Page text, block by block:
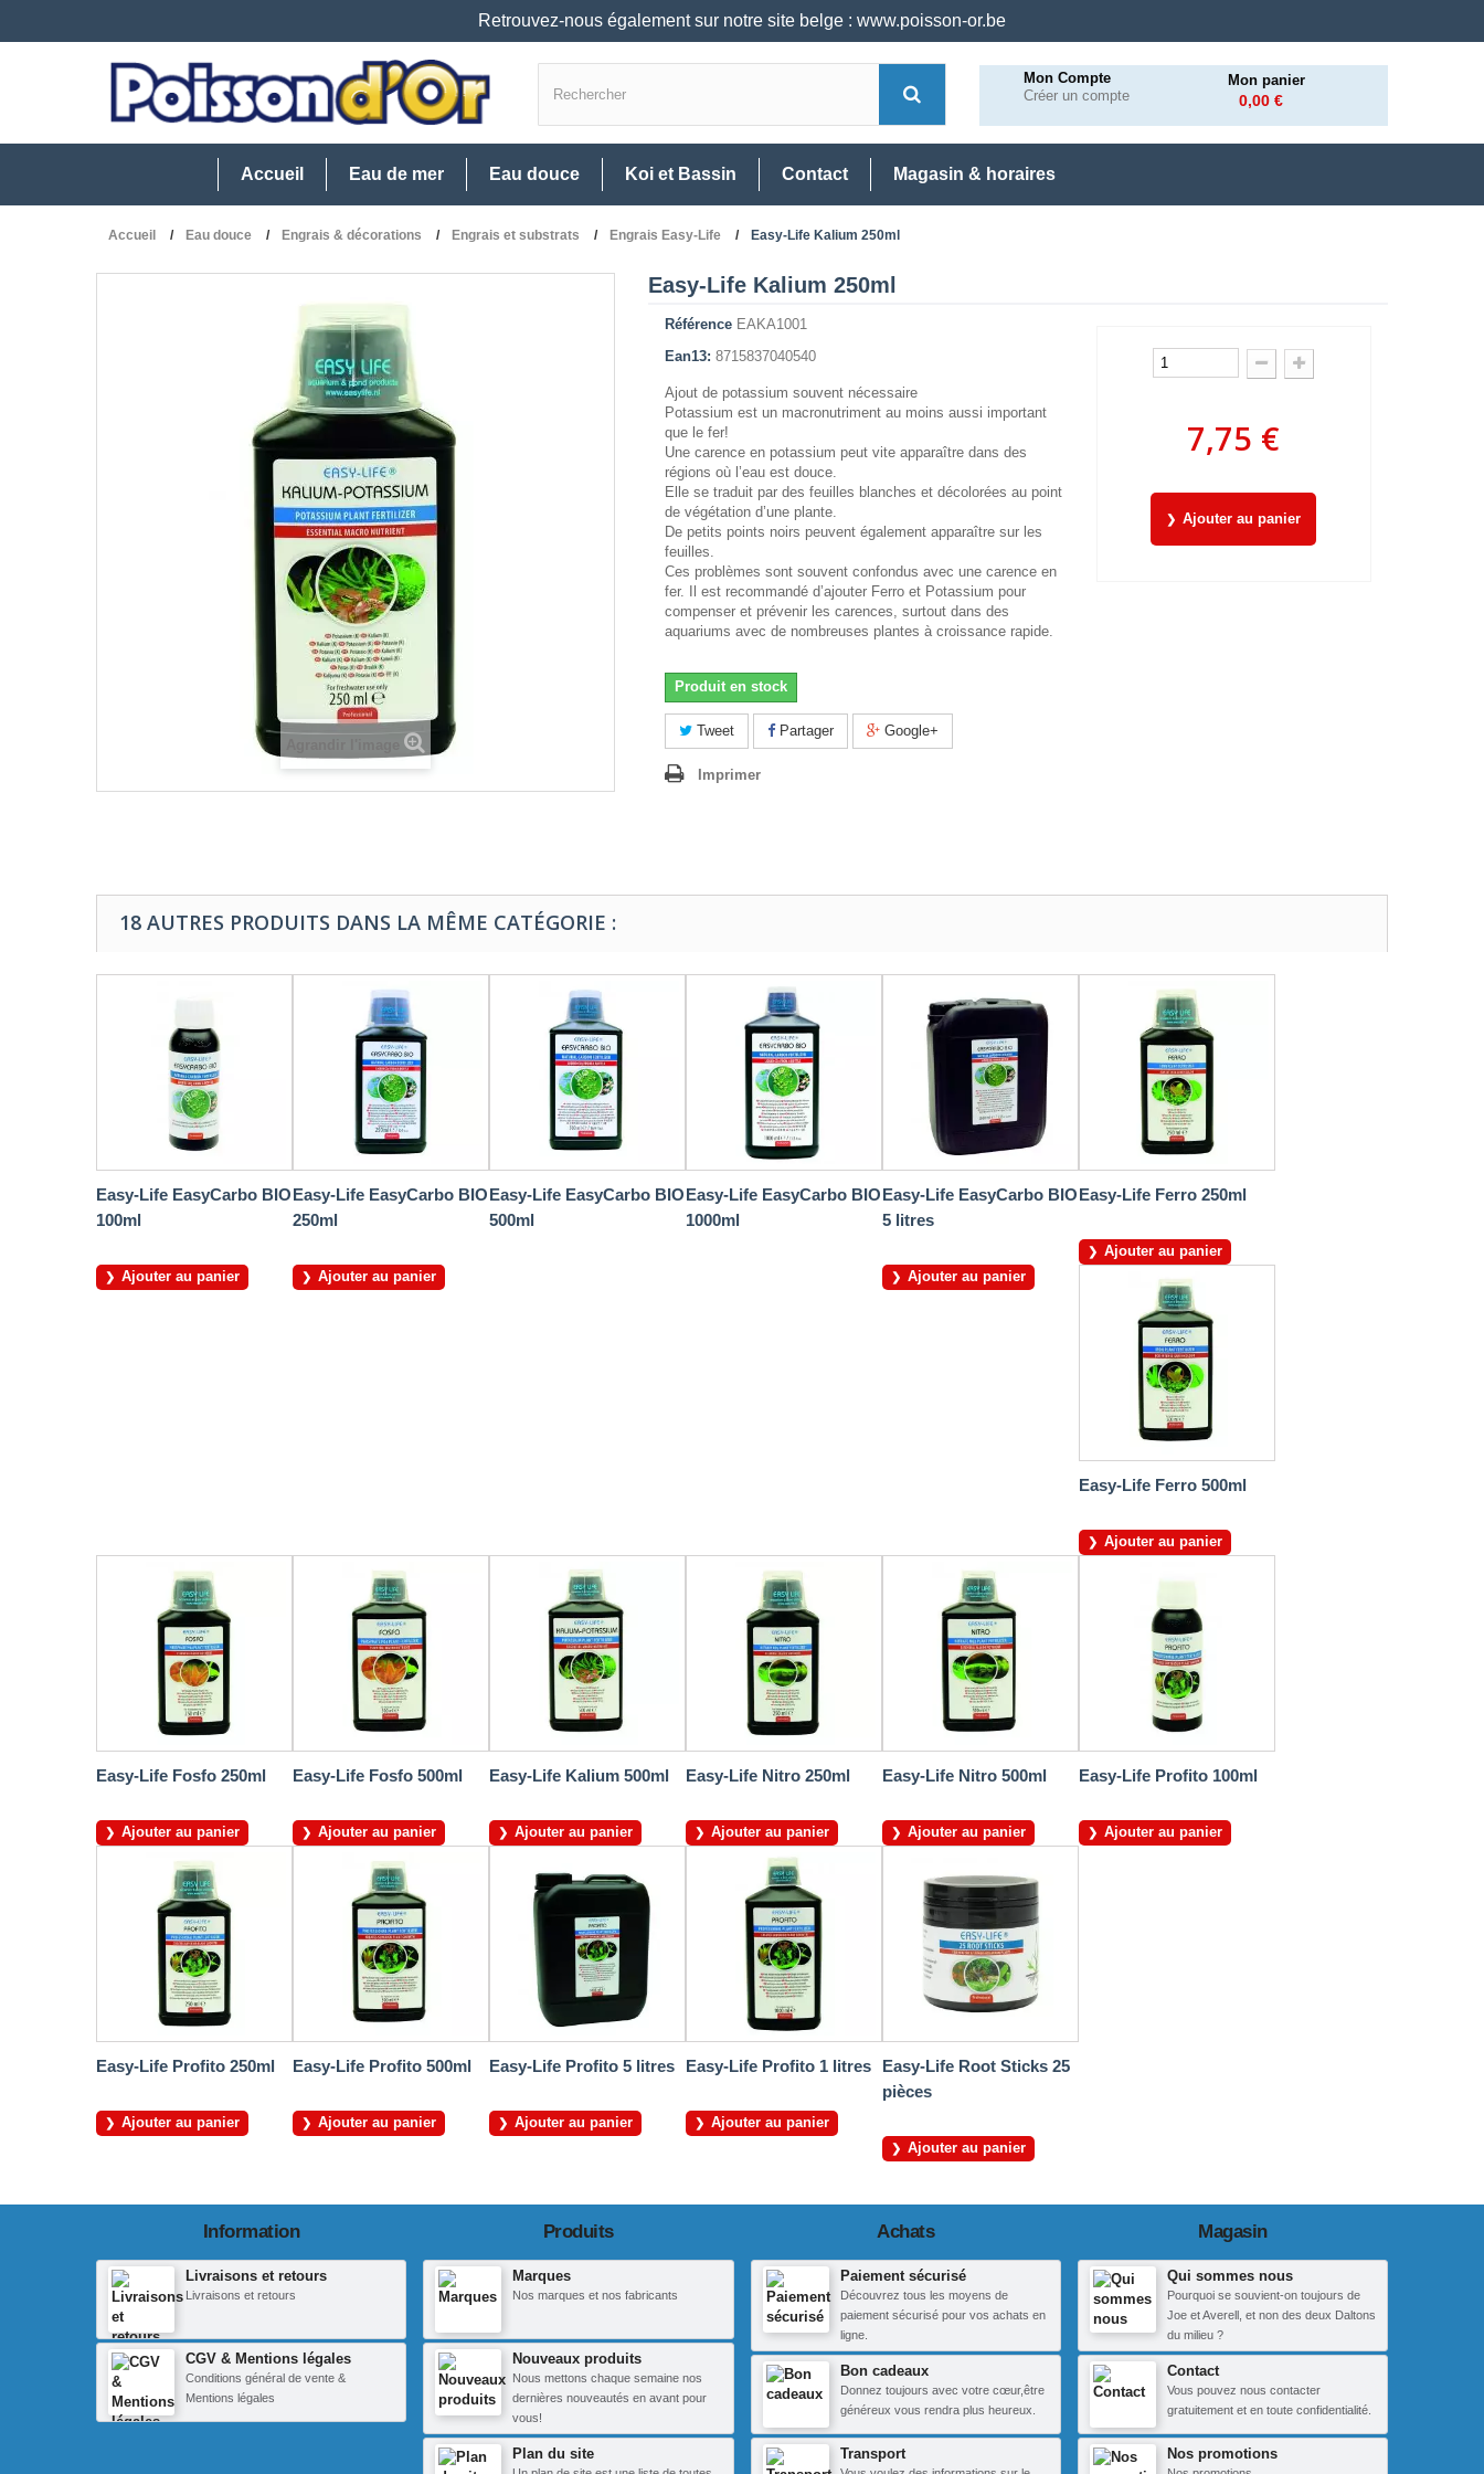
Retrouvez-nous également sur notre site belge : www.poisson-or.be
Mon Compte
Créer un compte
Mon panier
0,00 €
Accueil Eau de mer Eau douce Koi et Bassin Contact Magasin & horaires
Accueil Eau douce Engrais & décorations Engrais et substrats Engrais Easy-Life Easy-Life Kalium 250ml
Easy-Life Kalium 250ml
Référence EAKA1001
Ean13: 8715837040540
Ajout de potassium souvent nécessaire
Potassium est un macronutriment au moins aussi important
que le fer!
Une carence en potassium peut vite apparaître dans des
régions où l’eau est douce.
Elle se traduit par des feuilles blanches et décolorées au point
de végétation d’une plante.
De petits points noirs peuvent également apparaître sur les
feuilles.
Ces problèmes sont souvent confondus avec une carence en
fer. Il est recommandé d’ajouter Ferro et Potassium pour
compenser et prévenir les carences, surtout dans des
aquariums avec de nombreuses plantes à croissance rapide.
Produit en stock
Tweet Partager Google+
Imprimer
7,75 €
Ajouter au panier
18 AUTRES PRODUITS DANS LA MÊME CATÉGORIE :
Easy-Life EasyCarbo BIO
100ml
Ajouter au panier
Easy-Life EasyCarbo BIO
250ml
Ajouter au panier
Easy-Life EasyCarbo BIO
500ml
Easy-Life EasyCarbo BIO
1000ml
Easy-Life EasyCarbo BIO
5 litres
Ajouter au panier
Easy-Life Ferro 250ml
Ajouter au panier
Easy-Life Ferro 500ml
Ajouter au panier
Easy-Life Fosfo 250ml
Ajouter au panier
Easy-Life Fosfo 500ml
Ajouter au panier
Easy-Life Kalium 500ml
Ajouter au panier
Easy-Life Nitro 250ml
Ajouter au panier
Easy-Life Nitro 500ml
Ajouter au panier
Easy-Life Profito 100ml
Ajouter au panier
Easy-Life Profito 250ml
Ajouter au panier
Easy-Life Profito 500ml
Ajouter au panier
Easy-Life Profito 5 litres
Ajouter au panier
Easy-Life Profito 1 litres
Ajouter au panier
Easy-Life Root Sticks 25
pièces
Ajouter au panier
Information
Livraisons et retours
Livraisons et retours
CGV & Mentions légales
Conditions général de vente &
Mentions légales
Produits
Marques
Nos marques et nos fabricants
Nouveaux produits
Nous mettons chaque semaine nos
dernières nouveautés en avant pour
vous!
Plan du site
Achats
Paiement sécurisé
Découvrez tous les moyens de
paiement sécurisé pour vos achats en
ligne.
Bon cadeaux
Donnez toujours avec votre cœur,être
généreux vous rendra plus heureux.
Transport
Magasin
Qui sommes nous
Pourquoi se souvient-on toujours de
Joe et Averell, et non des deux Daltons
du milieu ?
Contact
Vous pouvez nous contacter
gratuitement et en toute confidentialité.
Nos promotions